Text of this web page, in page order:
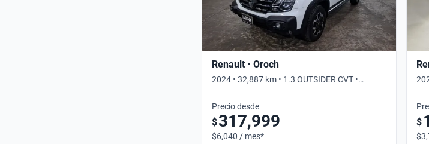
Renault • Oroch
2024 • 32,887 km • 1.3 OUTSIDER CVT •
Automático
Precio desde
$317,999
$6,040 / mes*
$